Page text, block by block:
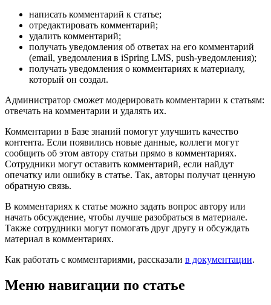
написать комментарий к статье;
отредактировать комментарий;
удалить комментарий;
получать уведомления об ответах на его комментарий
(email, уведомления в iSpring LMS, push-уведомления);
получать уведомления о комментариях к материалу,
который он создал.
Администратор сможет модерировать комментарии к статьям:
отвечать на комментарии и удалять их.
Комментарии в Базе знаний помогут улучшить качество
контента. Если появились новые данные, коллеги могут
сообщить об этом автору статьи прямо в комментариях.
Сотрудники могут оставить комментарий, если найдут
опечатку или ошибку в статье. Так, авторы получат ценную
обратную связь.
В комментариях к статье можно задать вопрос автору или
начать обсуждение, чтобы лучше разобраться в материале.
Также сотрудники могут помогать друг другу и обсуждать
материал в комментариях.
Как работать с комментариями, рассказали в документации.
Меню навигации по статье